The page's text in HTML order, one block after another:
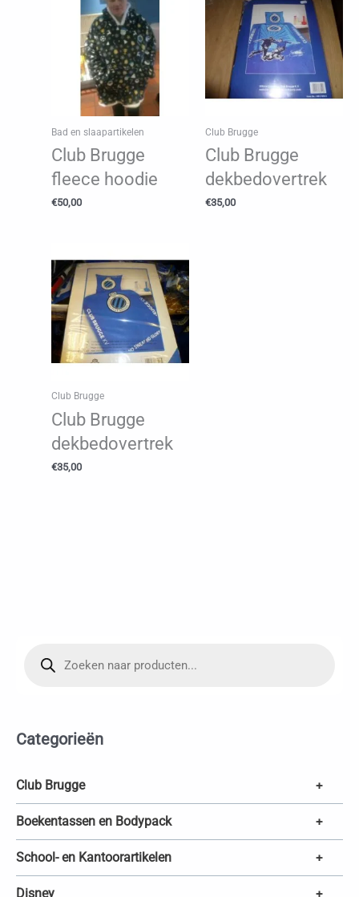
n
z
k
e
n
Categorieën
Club Brugge +
Boekentassen en Bodypack +
School- en Kantoorartikelen +
Disney +
Bad en slaapartikelen
Club Brugge
fleece hoodie
€50,00
Club Brugge
Club Brugge
dekbedovertrek
€35,00
Club Brugge
Club Brugge
dekbedovertrek
€35,00